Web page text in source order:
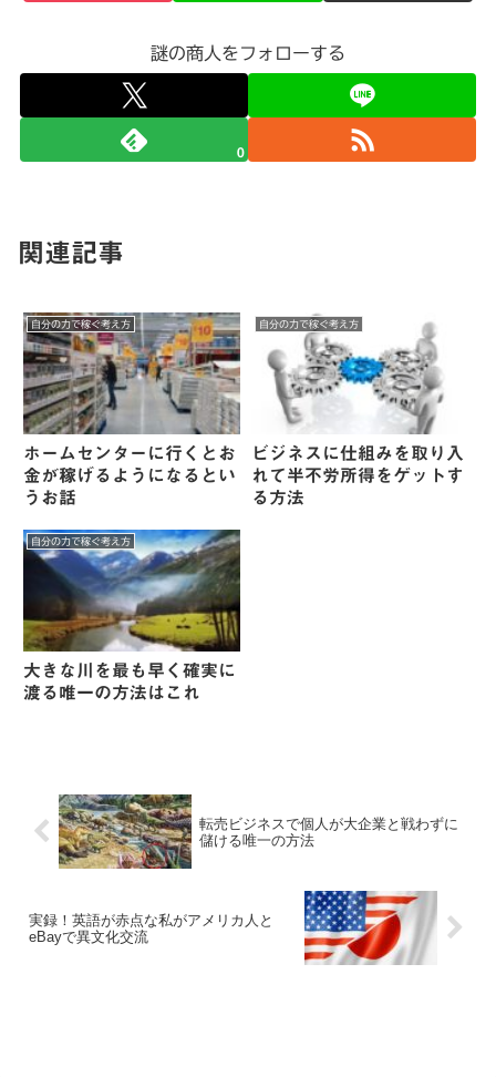
謎の商人をフォローする
0
関連記事
自分の力で稼ぐ考え方
ホームセンターに行くとお
金が稼げるようになるとい
うお話
自分の力で稼ぐ考え方
ビジネスに仕組みを取り入
れて半不労所得をゲットす
る方法
自分の力で稼ぐ考え方
大きな川を最も早く確実に
渡る唯一の方法はこれ
転売ビジネスで個人が大企業と戦わずに
儲ける唯一の方法
実録！英語が赤点な私がアメリカ人と
eBayで異文化交流